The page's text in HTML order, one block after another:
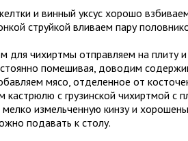
и винный уксус хорошо
струйкой вливаем пару
для чихиртмы отправляем на плиту
помешивая, доводим
мясо, отделенное от
с грузинской чихиртмой с
измельченную кинзу и
подавать к столу.